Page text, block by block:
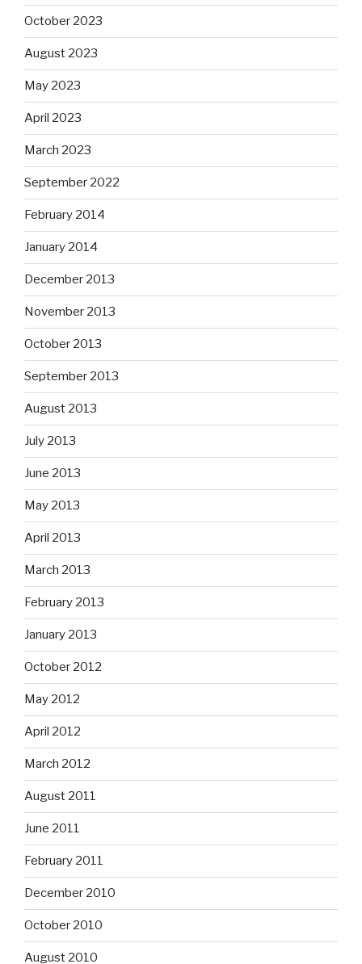
October 2023
August 2023
May 2023
April 2023
March 2023
September 2022
February 2014
January 2014
December 2013
November 2013
October 2013
September 2013
August 2013
July 2013
June 2013
May 2013
April 2013
March 2013
February 2013
January 2013
October 2012
May 2012
April 2012
March 2012
August 2011
June 2011
February 2011
December 2010
October 2010
August 2010